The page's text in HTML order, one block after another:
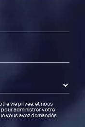
vie privée, et nous
pour administrer votre
vous avez demandés.